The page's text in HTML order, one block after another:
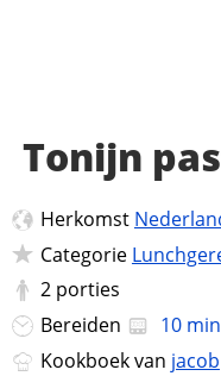
Tonijn
Herkomst
Categorie
2 porties
Bereiden
10
Kookboek van jacob